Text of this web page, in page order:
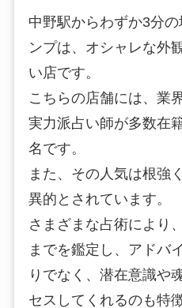
中野駅からわずか3分
ンプは、オシャレな外
い店です。
こちらの店舗には、業
実力派占い師が多数在
名です。
また、その人気は根強
異的とされています。
さまざまな占術により
までを鑑定し、アドバ
りでなく、潜在意識や
セスしてくれるのも特